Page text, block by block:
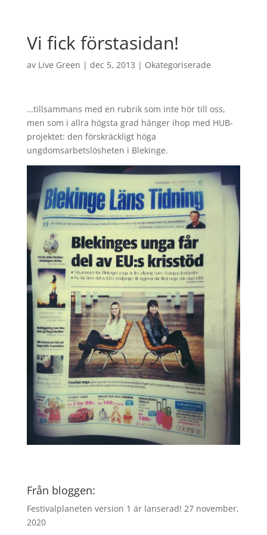
Vi fick förstasidan!
av Live Green | dec 5, 2013 | Okategoriserade
…tillsammans med en rubrik som inte hör till oss,
men som i allra högsta grad hänger ihop med HUB-
projektet: den förskräckligt höga
ungdomsarbetslösheten i Blekinge.
Från bloggen:
Festivalplaneten version 1 är lanserad! 27 november,
2020